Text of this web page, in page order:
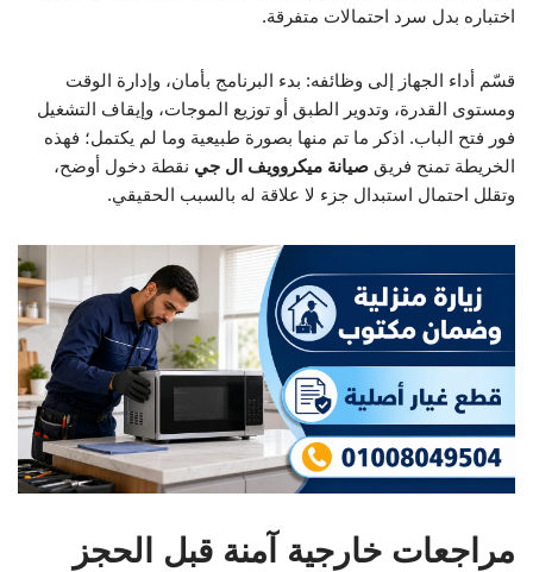
اختباره بدل سرد احتمالات متفرقة.
قسّم أداء الجهاز إلى وظائفه: بدء البرنامج بأمان، وإدارة الوقت
ومستوى القدرة، وتدوير الطبق أو توزيع الموجات، وإيقاف التشغيل
فور فتح الباب. اذكر ما تم منها بصورة طبيعية وما لم يكتمل؛ فهذه
الخريطة تمنح فريق صيانة ميكروويف ال جي نقطة دخول أوضح،
وتقلل احتمال استبدال جزء لا علاقة له بالسبب الحقيقي.
مراجعات خارجية آمنة قبل الحجز